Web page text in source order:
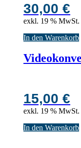
30,00 €
exkl. 19 % MwSt.
In den Warenkorb
15,00 €
exkl. 19 % MwSt.
In den Warenkorb